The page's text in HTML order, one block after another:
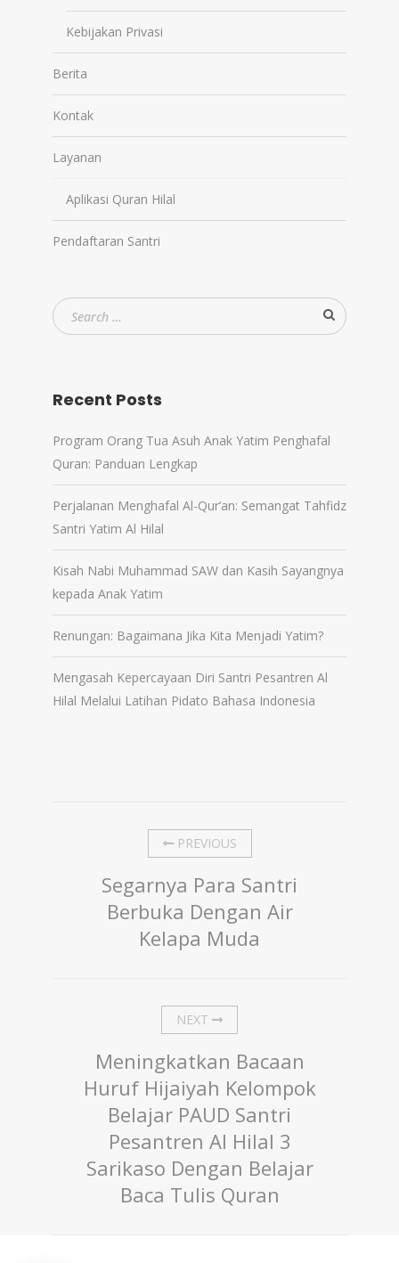
Kebijakan Privasi
Berita
Kontak
Layanan
Aplikasi Quran Hilal
Pendaftaran Santri
Recent Posts
Program Orang Tua Asuh Anak Yatim Penghafal
Quran: Panduan Lengkap
Perjalanan Menghafal Al-Qur’an: Semangat Tahfidz
Santri Yatim Al Hilal
Kisah Nabi Muhammad SAW dan Kasih Sayangnya
kepada Anak Yatim
Renungan: Bagaimana Jika Kita Menjadi Yatim?
Mengasah Kepercayaan Diri Santri Pesantren Al
Hilal Melalui Latihan Pidato Bahasa Indonesia
PREVIOUS
Segarnya Para Santri
Berbuka Dengan Air
Kelapa Muda
NEXT
Meningkatkan Bacaan
Huruf Hijaiyah Kelompok
Belajar PAUD Santri
Pesantren Al Hilal 3
Sarikaso Dengan Belajar
Baca Tulis Quran